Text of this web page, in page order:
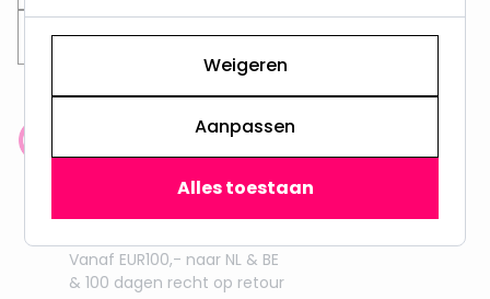
Zaagmaat 65MM Zaagmaat 70MM
Vanaf EUR100,- naar NL & BE
& 100 dagen recht op retour
Weigeren
Aanpassen
Alles toestaan